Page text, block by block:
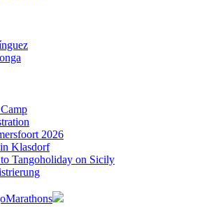
2026
Klasdorf
Tangoholiday on Sicily